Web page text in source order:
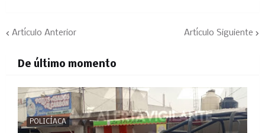
Artículo Anterior Artículo Siguiente
De último momento
POLICÍACA